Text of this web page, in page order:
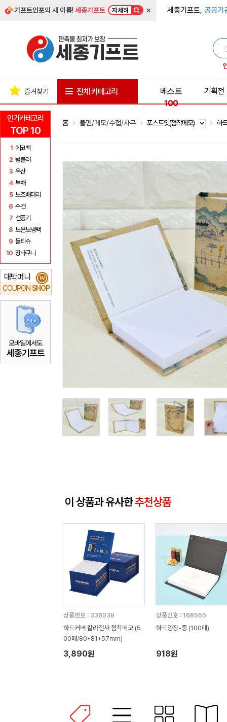
기프트인포의 새 이름!세종기프트 자세히 × 세종기프트, 공공기
인기카테고리
TOP 10
1 에코백
2 텀블러
3 우산
4 부채
5 보조배터리
6 수건
7 선풍기
8 보온보냉백
9 물티슈
10 장바구니
대박머니
COUPON SHOP
₩
모바일에서도
세종기프트
즐겨찾기 전체 카테고리
베스트
100
기획전
홈 볼펜/메모/수첩/사무 포스트잇(점착메모) 하
이 상품과 유사한추천상품
상품번호 : 336038
하드커버 칼라전사 점착메모 (5
00매/80*81*57mm)
3,890원
상품번호 : 168565
하드양장-중 (100매)
918원